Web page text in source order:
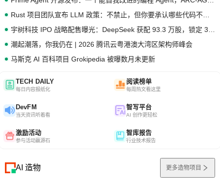
潮起潮落，你我仍在 | 2026 腾讯云粤港澳大湾区架构师峰会
马斯克 AI 百科项目 Grokipedia 被曝数月未更新
TECH DAILY
每日内容报纸化
阅读榜单
每周热文看这里
DevFM
当天资讯听着看
智写平台
AI 创作更轻松
激励活动
参与活动赢源石
智库报告
行业技术报告
AI 造物 更多造物项目